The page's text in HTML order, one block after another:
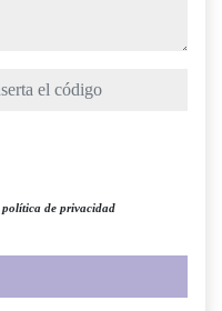
política de privacidad